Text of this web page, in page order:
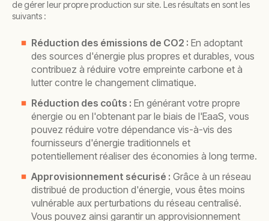
de gérer leur propre production sur site. Les résultats en sont les
suivants :
Réduction des émissions de CO2 : En adoptant
des sources d'énergie plus propres et durables, vous
contribuez à réduire votre empreinte carbone et à
lutter contre le changement climatique.
Réduction des coûts : En générant votre propre
énergie ou en l'obtenant par le biais de l'EaaS, vous
pouvez réduire votre dépendance vis-à-vis des
fournisseurs d'énergie traditionnels et
potentiellement réaliser des économies à long terme.
Approvisionnement sécurisé : Grâce à un réseau
distribué de production d'énergie, vous êtes moins
vulnérable aux perturbations du réseau centralisé.
Vous pouvez ainsi garantir un approvisionnement